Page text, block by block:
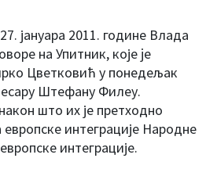
јануара 2011. године Влада
на Упитник, које je
Цветковић у понедељак
Штефану Филеу.
што их је претходно
интеграције Народне
интеграције.